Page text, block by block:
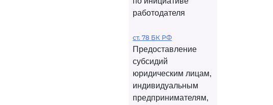
работодателя
ст. 78 БК РФ
Предоставление
субсидий
юридическим лицам,
индивидуальным
предпринимателям,